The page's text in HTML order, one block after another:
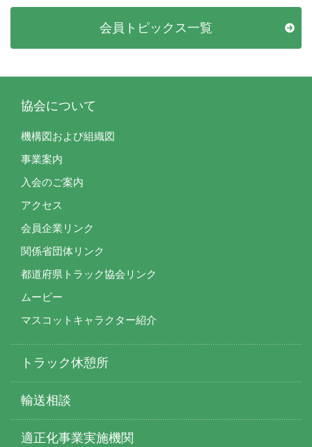
会員トピックス一覧
協会について
機構図および組織図
事業案内
入会のご案内
アクセス
会員企業リンク
関係省団体リンク
都道府県トラック協会リンク
ムービー
マスコットキャラクター紹介
トラック休憩所
輸送相談
適正化事業実施機関